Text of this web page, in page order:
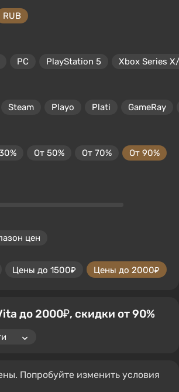
RUB
PC PlayStation 5 Xbox Series
Steam Playo Plati GameRay
От 50% От 70% От 90%
цен
Цены до 1500₽ Цены до 2000₽
до 2000₽, скидки от 90%
Попробуйте изменить условия